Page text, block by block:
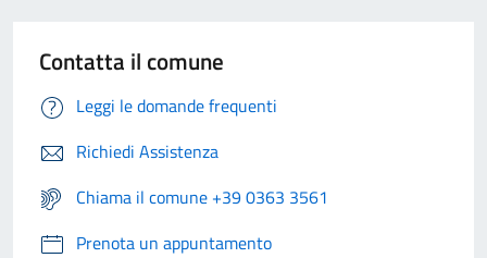
Contatta il comune
Leggi le domande frequenti
Richiedi Assistenza
Chiama il comune +39 0363 3561
Prenota un appuntamento